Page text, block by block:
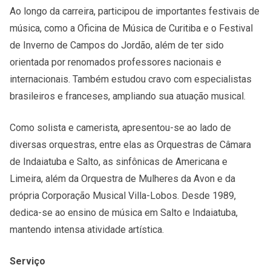
Ao longo da carreira, participou de importantes festivais de
música, como a Oficina de Música de Curitiba e o Festival
de Inverno de Campos do Jordão, além de ter sido
orientada por renomados professores nacionais e
internacionais. Também estudou cravo com especialistas
brasileiros e franceses, ampliando sua atuação musical.
Como solista e camerista, apresentou-se ao lado de
diversas orquestras, entre elas as Orquestras de Câmara
de Indaiatuba e Salto, as sinfônicas de Americana e
Limeira, além da Orquestra de Mulheres da Avon e da
própria Corporação Musical Villa-Lobos. Desde 1989,
dedica-se ao ensino de música em Salto e Indaiatuba,
mantendo intensa atividade artística.
Serviço